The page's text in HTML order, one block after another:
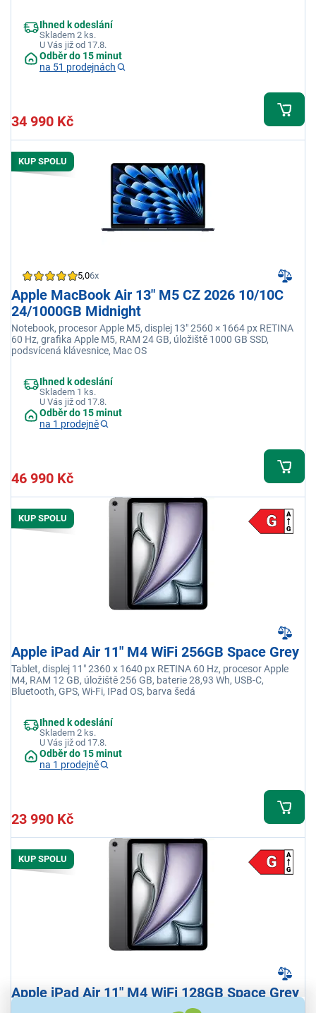
Ihned k odeslání
Skladem 2 ks.
U Vás již od 17.8.
Odběr do 15 minut
na 51 prodejnách
34 990 Kč
KUP SPOLU
5,06x
Apple MacBook Air 13" M5 CZ 2026 10/10C
24/1000GB Midnight
Notebook, procesor Apple M5, displej 13" 2560 × 1664 px RETINA
60 Hz, grafika Apple M5, RAM 24 GB, úložiště 1000 GB SSD,
podsvícená klávesnice, Mac OS
Ihned k odeslání
Skladem 1 ks.
U Vás již od 17.8.
Odběr do 15 minut
na 1 prodejně
46 990 Kč
KUP SPOLU
Apple iPad Air 11" M4 WiFi 256GB Space Grey
Tablet, displej 11" 2360 x 1640 px RETINA 60 Hz, procesor Apple
M4, RAM 12 GB, úložiště 256 GB, baterie 28,93 Wh, USB-C,
Bluetooth, GPS, Wi-Fi, IPad OS, barva šedá
Ihned k odeslání
Skladem 2 ks.
U Vás již od 17.8.
Odběr do 15 minut
na 1 prodejně
23 990 Kč
KUP SPOLU
Apple iPad Air 11" M4 WiFi 128GB Space Grey
Tablet, displej 11" 2360 x 1640 px RETINA 60 Hz, procesor Apple